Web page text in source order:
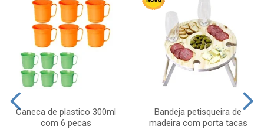
Caneca de plastico 300ml
com 6 pecas
Bandeja petisqueira de
madeira com porta tacas